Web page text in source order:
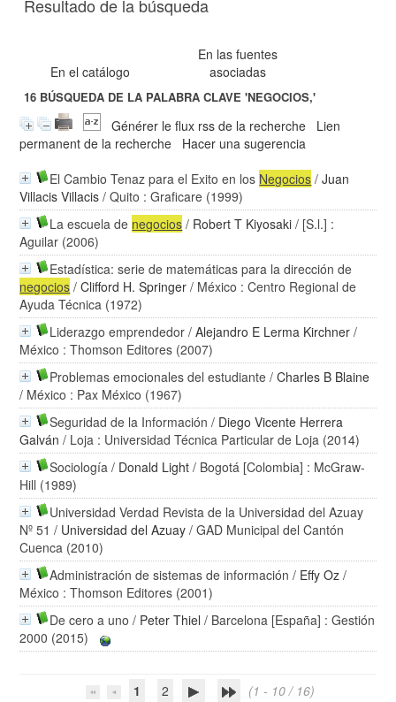
Resultado de la búsqueda
En el catálogo
En las fuentes
asociadas
16 BÚSQUEDA DE LA PALABRA CLAVE'NEGOCIOS,'
Générer le flux rss de la recherche
Lien
permanent de la recherche
Hacer una sugerencia
El Cambio Tenaz para el Exito en los Negocios /Juan
Villacis Villacis / Quito : Graficare (1999)
La escuela de negocios / Robert T Kiyosaki / [S.l.] :
Aguilar (2006)
Estadística: serie de matemáticas para la dirección de
negocios /Clifford H. Springer / México : Centro Regional de
Ayuda Técnica (1972)
Liderazgo emprendedor /Alejandro E Lerma Kirchner /
México : Thomson Editores (2007)
Problemas emocionales del estudiante /Charles B Blaine
/ México : Pax México (1967)
Seguridad de la Información / Diego Vicente Herrera
Galván / Loja : Universidad Técnica Particular de Loja (2014)
Sociología / Donald Light / Bogotá [Colombia] : McGraw-
Hill (1989)
Universidad Verdad Revista de la Universidad del Azuay
Nº 51 / Universidad del Azuay / GAD Municipal del Cantón
Cuenca (2010)
Administración de sistemas de información / Effy Oz /
México : Thomson Editores (2001)
De cero a uno / Peter Thiel / Barcelona [España] : Gestión
2000 (2015)
1 2 (1 - 10 / 16)